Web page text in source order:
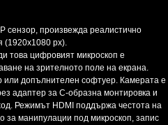
сензор, произвежда реалистично
(1920x1080 px).
това цифровият микроскоп е
на зрителното поле на екрана.
или допълнителен софтуер. Камерата е
адаптер за C-образна монтировка и
Режимът HDMI поддържа честота на
за манипулации под микроскоп, запис